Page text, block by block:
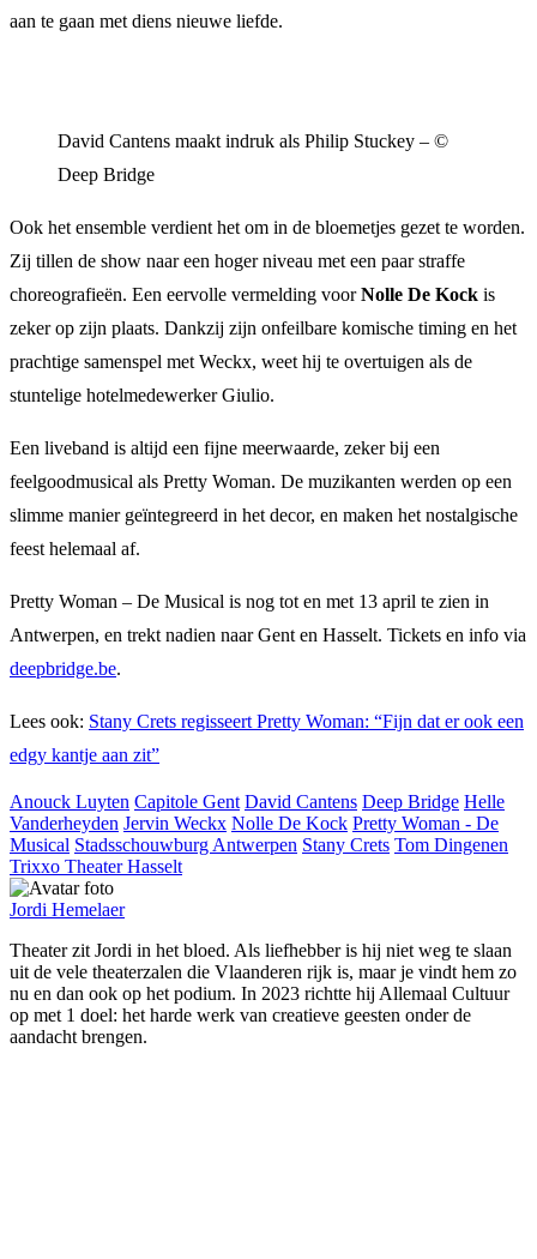
aan te gaan met diens nieuwe liefde.
David Cantens maakt indruk als Philip Stuckey – ©
Deep Bridge
Ook het ensemble verdient het om in de bloemetjes gezet te worden.
Zij tillen de show naar een hoger niveau met een paar straffe
choreografieën. Een eervolle vermelding voorNolle De Kock is
zeker op zijn plaats. Dankzij zijn onfeilbare komische timing en het
prachtige samenspel met Weckx, weet hij te overtuigen als de
stuntelige hotelmedewerker Giulio.
Een liveband is altijd een fijne meerwaarde, zeker bij een
feelgoodmusical als Pretty Woman. De muzikanten werden op een
slimme manier geïntegreerd in het decor, en maken het nostalgische
feest helemaal af.
Pretty Woman – De Musical is nog tot en met 13 april te zien in
Antwerpen, en trekt nadien naar Gent en Hasselt. Tickets en info via
deepbridge.be.
Lees ook: Stany Crets regisseert Pretty Woman: “Fijn dat er ook een
edgy kantje aan zit”
Anouck Luyten Capitole Gent David Cantens Deep Bridge Helle
Vanderheyden Jervin Weckx Nolle De Kock Pretty Woman - De
Musical Stadsschouwburg Antwerpen Stany Crets Tom Dingenen
Trixxo Theater Hasselt
Jordi Hemelaer
Theater zit Jordi in het bloed. Als liefhebber is hij niet weg te slaan
uit de vele theaterzalen die Vlaanderen rijk is, maar je vindt hem zo
nu en dan ook op het podium. In 2023 richtte hij Allemaal Cultuur
op met 1 doel: het harde werk van creatieve geesten onder de
aandacht brengen.